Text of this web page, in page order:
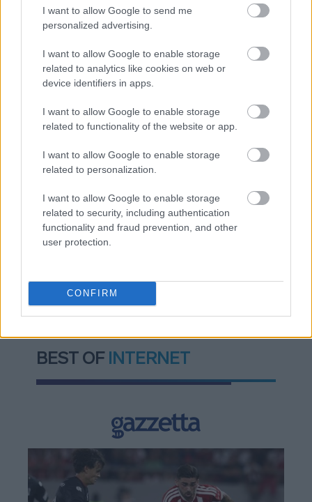
I want to allow Google to send me
personalized advertising.
I want to allow Google to enable storage
related to analytics like cookies on web or
device identifiers in apps.
I want to allow Google to enable storage
related to functionality of the website or app.
I want to allow Google to enable storage
related to personalization.
I want to allow Google to enable storage
related to security, including authentication
functionality and fraud prevention, and other
user protection.
CONFIRM
Διαβάζονται αυτή τη στιγμή
Ο Τραμπ αναδημοσίευσε συνέντευξη του
Πλεύρη
Εξοικονομώ - Επιχειρώ: Παράταση έως τις 30
Νοεμβρίου για περισσότερες από 400
Μετά την επιτυχία των καθαρών οικοπέδων, ας
τολμήσουμε τα «καθαρά χωράφια» και
μεταρρύθμιση της γης στην Ελλάδα
TAGS: Αυτοκίνητο Μοτοσικλέτα Έρευνα
BEST OF INTERNET